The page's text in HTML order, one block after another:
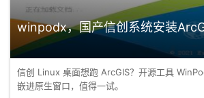
winpodx，国产信创系统安装
信创 Linux 桌面想跑 ArcGIS？开源工具
嵌进原生窗口，值得一试。